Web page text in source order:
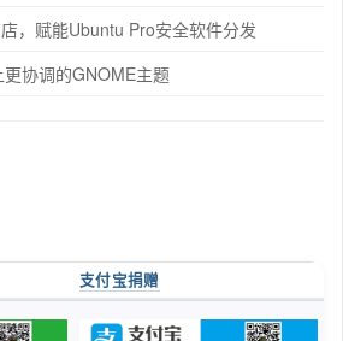
，赋能Ubuntu Pro安全软件分发
协调的GNOME主题
支付宝捐赠